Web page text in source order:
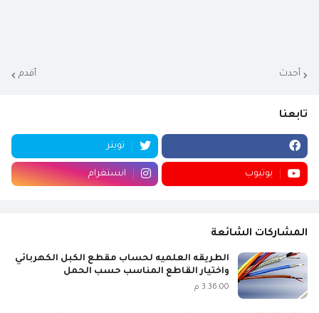
أحدث أقدم
تابعنا
تويتر
يوتيوب انستغرام
المشاركات الشائعة
الطريقه العلميه لحساب مقطع الكبل الكهربائي
واختيار القاطع المناسب حسب الحمل
3:36:00 م